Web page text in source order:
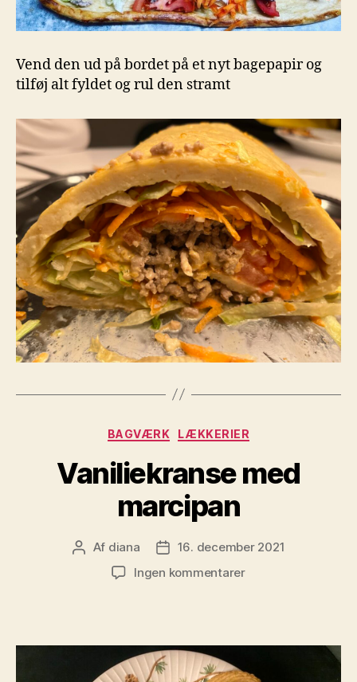
Vend den ud på bordet på et nyt bagepapir og
tilføj alt fyldet og rul den stramt
Kategorier
BAGVÆRK LÆKKERIER
Vaniliekranse med
marcipan
Indlægsforfatter
Af diana Indlægsdato
16. december 2021
Ingen kommentarertil